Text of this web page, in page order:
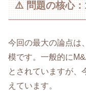
⚠️ 問題の核心
今回の最大の論点は
模です。一般的に
とされていますが、
えています。